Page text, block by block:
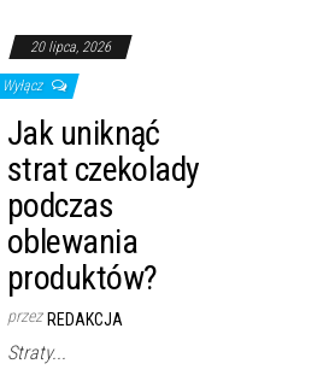
20 lipca, 2026
Wyłącz
Jak uniknąć
strat czekolady
podczas
oblewania
produktów?
przez REDAKCJA
Straty...